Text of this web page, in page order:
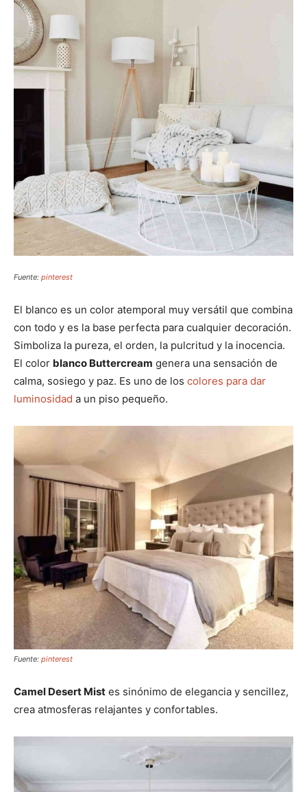
Fuente: pinterest
El blanco es un color atemporal muy versátil que combina
con todo y es la base perfecta para cualquier decoración.
Simboliza la pureza, el orden, la pulcritud y la inocencia.
El color blanco Buttercream genera una sensación de
calma, sosiego y paz. Es uno de los colores para dar
luminosidad a un piso pequeño.
Fuente: pinterest
Camel Desert Mist es sinónimo de elegancia y sencillez,
crea atmosferas relajantes y confortables.